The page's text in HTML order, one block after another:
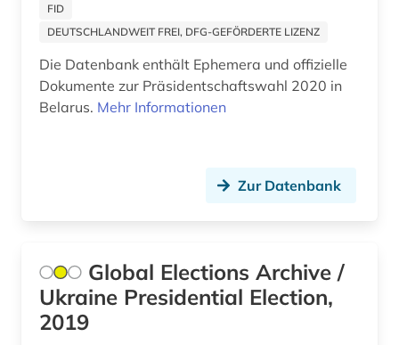
allgemein bildende schule (1)
allgemeine geschäftsbedingungen (1)
allgemeine und vergleichende sprach- und
literaturwissenschaft (2)
FID
DEUTSCHLANDWEIT FREI, DFG-GEFÖRDERTE LIZENZ
Die Datenbank enthält Ephemera und offizielle
Dokumente zur Präsidentschaftswahl 2020 in
Belarus. Mehr Informationen
Zur Datenbank
Global Elections Archive /
Ukraine Presidential Election,
2019